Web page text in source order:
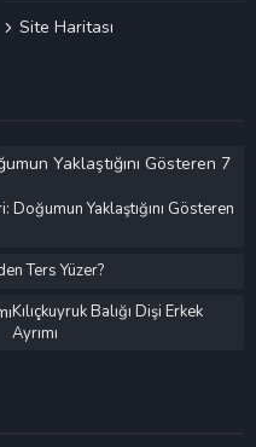
Site Haritası
Doğumun Yaklaştığını Gösteren
Ters Yüzer?
Kılıçkuyruk Balığı Dişi Erkek
Ayrımı